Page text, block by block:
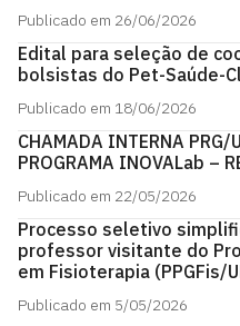
Publicado em 26/06/2026
Edital para seleção de
bolsistas do Pet-Saúde-
Publicado em 18/06/2026
CHAMADA INTERNA
PROGRAMA INOVALab –
Publicado em 22/05/2026
Processo seletivo
professor visitante do
em Fisioterapia (PPGFis/
Publicado em 5/05/2026